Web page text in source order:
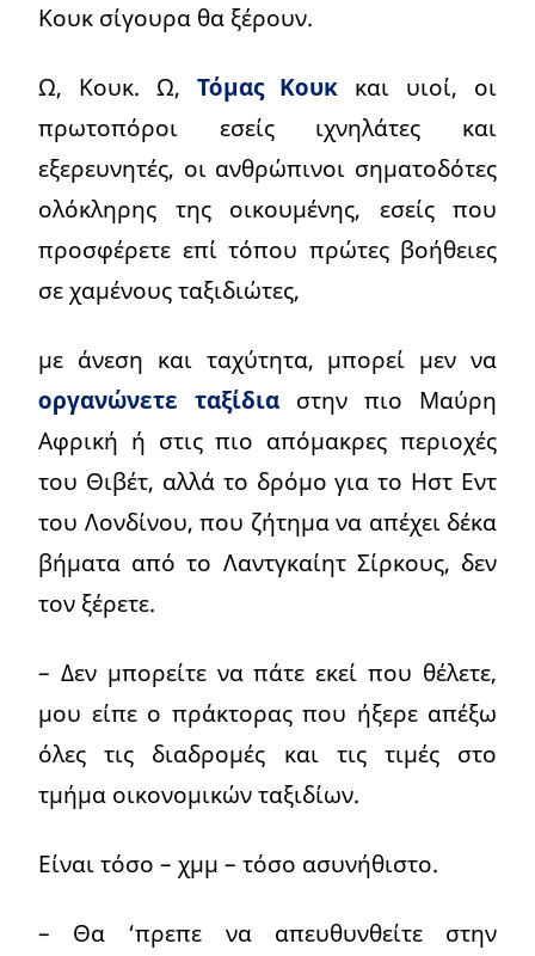
Κουκ σίγουρα θα ξέρουν.
Ω, Κουκ. Ω, Τόμας Κουκ και υιοί, οι
πρωτοπόροι εσείς ιχνηλάτες και
εξερευνητές, οι ανθρώπινοι σηματοδότες
ολόκληρης της οικουμένης, εσείς που
προσφέρετε επί τόπου πρώτες βοήθειες
σε χαμένους ταξιδιώτες,
με άνεση και ταχύτητα, μπορεί μεν να
οργανώνετε ταξίδια στην πιο Μαύρη
Αφρική ή στις πιο απόμακρες περιοχές
του Θιβέτ, αλλά το δρόμο για το Ηστ Εντ
του Λονδίνου, που ζήτημα να απέχει δέκα
βήματα από το Λαντγκαίητ Σίρκους, δεν
τον ξέρετε.
– Δεν μπορείτε να πάτε εκεί που θέλετε,
μου είπε ο πράκτορας που ήξερε απέξω
όλες τις διαδρομές και τις τιμές στο
τμήμα οικονομικών ταξιδίων.
Είναι τόσο – χμμ – τόσο ασυνήθιστο.
– Θα ‘πρεπε να απευθυνθείτε στην